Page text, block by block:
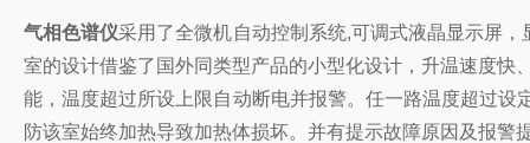
气相色谱仪采用了全微机自动控制系统,可调式液晶显示屏
室的设计借鉴了国外同类型产品的小型化设计，升温速度
能，温度超过所设上限自动断电并报警。任一路温度超过
防该室始终加热导致加热体损坏。并有提示故障原因及报警